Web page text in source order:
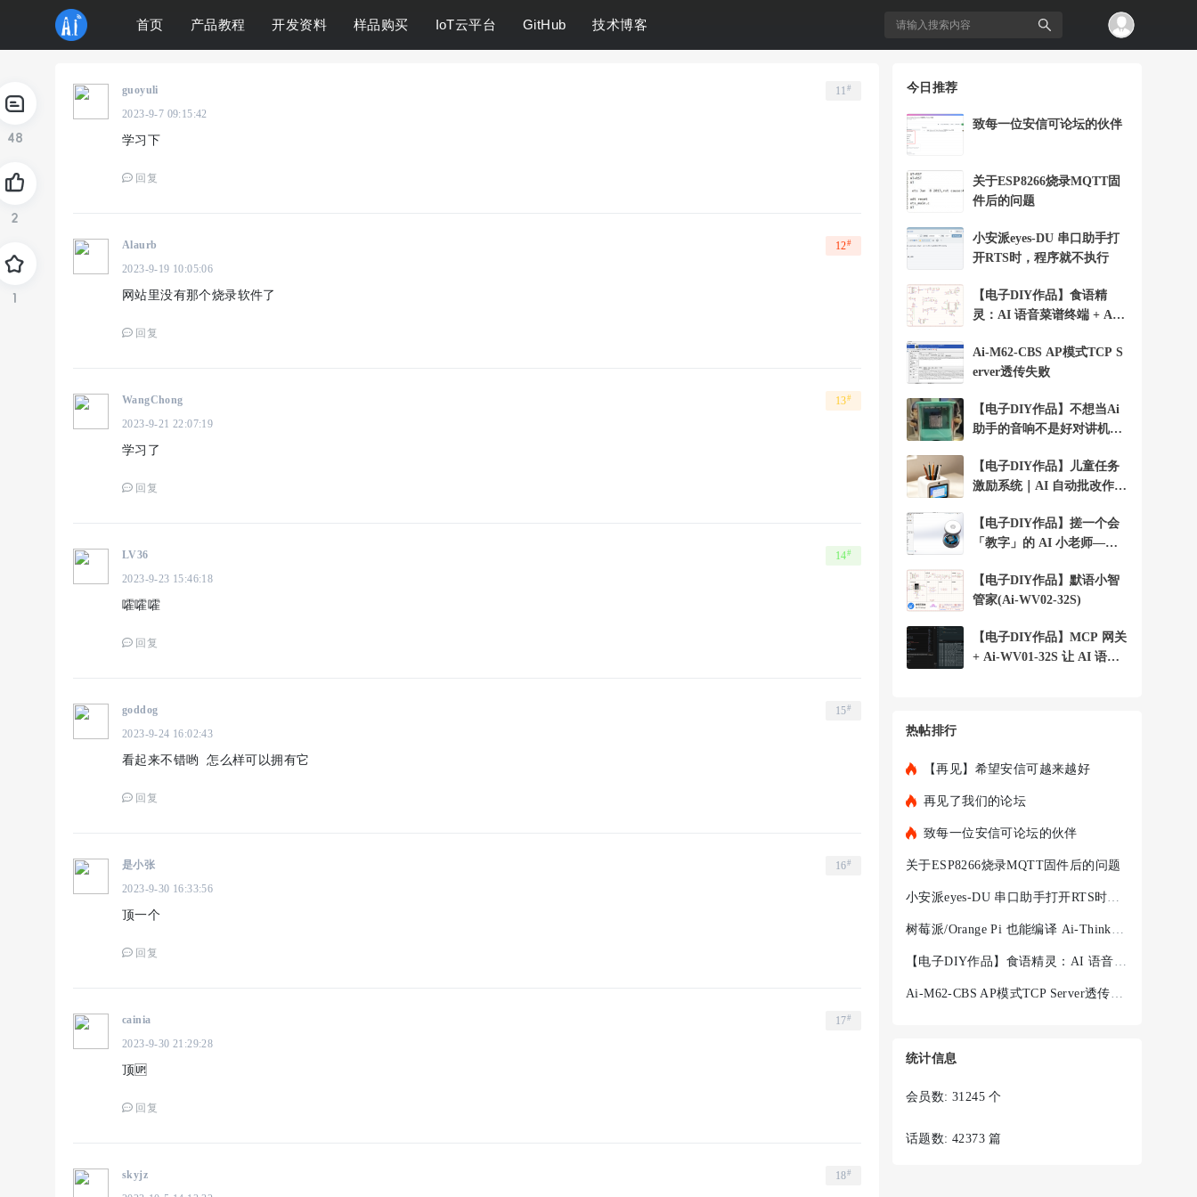
首页 产品教程 开发资料 样品购买 IoT云平台 GitHub 技术博客
搜
索
48
2
1
11 #
guoyuli
2023-9-7 09:15:42
学习下
回复
12#
Alaurb
2023-9-19 10:05:06
网站里没有那个烧录软件了
回复
13#
WangChong
2023-9-21 22:07:19
学习了
回复
14#
LV36
2023-9-23 15:46:18
嚯嚯嚯
回复
15#
goddog
2023-9-24 16:02:43
看起来不错哟 怎么样可以拥有它
回复
16#
是小张
2023-9-30 16:33:56
顶一个
回复
17#
cainia
2023-9-30 21:29:28
顶🆙
回复
18#
skyjz
今日推荐
致每一位安信可论坛的伙伴
关于ESP8266烧录MQTT固
件后的问题
小安派eyes-DU 串口助手打
开RTS时，程序就不执行
【电子DIY作品】食语精
灵：AI 语音菜谱终端 + Ai-
Ai-M62-CBS AP模式TCP S
erver透传失败
【电子DIY作品】不想当Ai
助手的音响不是好对讲机+A
【电子DIY作品】儿童任务
激励系统｜AI 自动批改作业
【电子DIY作品】搓一个会
「教字」的 AI 小老师——
【电子DIY作品】默语小智
管家(Ai-WV02-32S)
【电子DIY作品】MCP 网关
+ Ai-WV01-32S 让 AI 语音
热帖排行
【再见】希望安信可越来越好
再见了我们的论坛
致每一位安信可论坛的伙伴
关于ESP8266烧录MQTT固件后的问题
小安派eyes-DU 串口助手打开RTS时，程序就不执行
树莓派/Orange Pi 也能编译 Ai-Thinker-WB2 —— ARM 架构完整踩
【电子DIY作品】食语精灵：AI 语音菜谱终端 + Ai-WV02-32S
Ai-M62-CBS AP模式TCP Server透传失败
统计信息
会员数: 31245 个
话题数: 42373 篇